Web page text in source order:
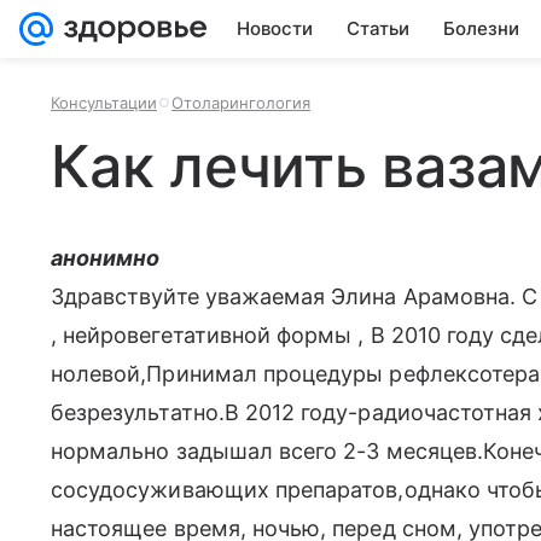
Новости Статьи Болезни
Консультации Отоларингология
Как лечить
анонимно
Здравствуйте уважаемая Элина Арамовна.
, нейровегетативной формы , В 2010 году
нолевой,Принимал процедуры
безрезультатно.В 2012 году-
нормально задышал всего 2-3
сосудосуживающих препаратов,однако
настоящее время, ночью, перед сном,